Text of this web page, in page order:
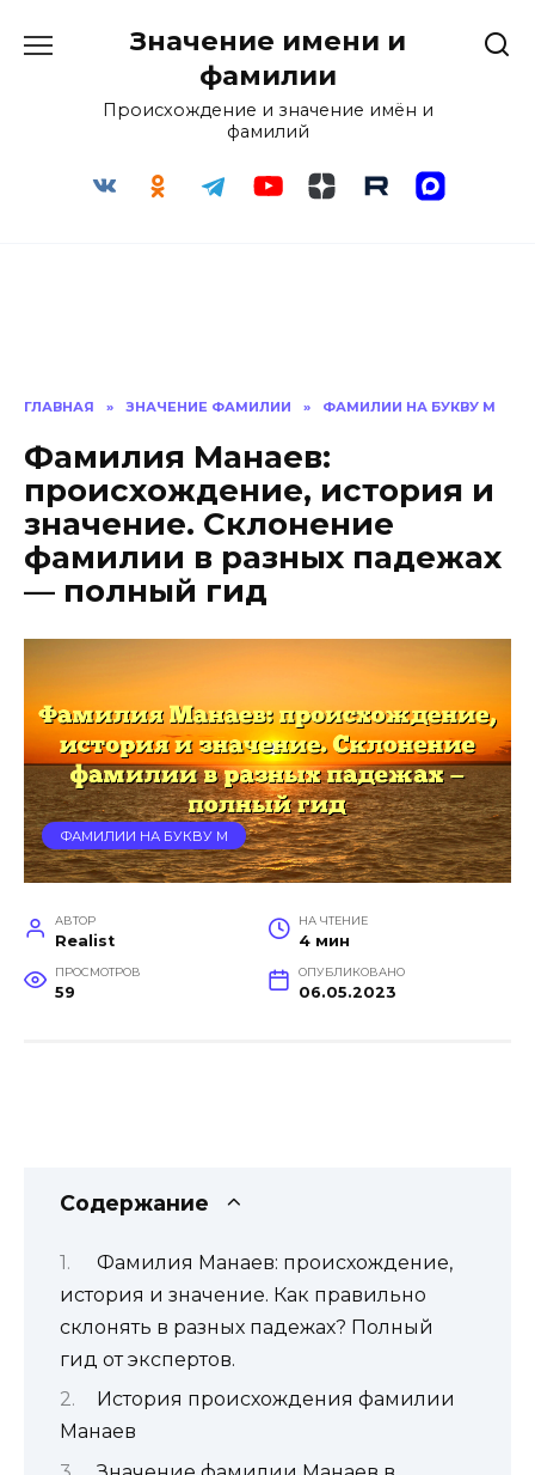
Значение имени и
фамилии
Происхождение и значение имён и
фамилий
ГЛАВНАЯ » ЗНАЧЕНИЕ ФАМИЛИИ » ФАМИЛИИ НА БУКВУ М
Фамилия Манаев:
происхождение, история и
значение. Склонение
фамилии в разных падежах
— полный гид
ФАМИЛИИ НА БУКВУ М
АВТОР
Realist
НА ЧТЕНИЕ
4 мин
ПРОСМОТРОВ
59
ОПУБЛИКОВАНО
06.05.2023
Содержание
Фамилия Манаев: происхождение,
история и значение. Как правильно
склонять в разных падежах? Полный
гид от экспертов.
История происхождения фамилии
Манаев